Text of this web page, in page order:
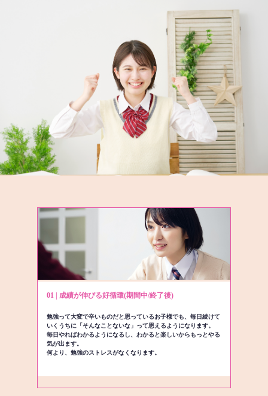
01 | 成績が伸びる好循環(期間中/終了後)
勉強って大変で辛いものだと思っているお子様でも、毎日続けて
いくうちに「そんなことないな」って思えるようになります。
毎日やればわかるようになるし、わかると楽しいからもっとやる
気が出ます。
何より、勉強のストレスがなくなります。